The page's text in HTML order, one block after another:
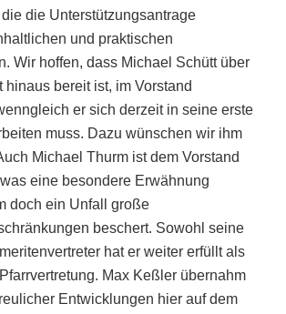
die Unterstützungsantrage
und praktischen
Wir hoffen, dass Michael Schütt über
bereit ist, im Vorstand
er sich derzeit in seine erste
muss. Dazu wünschen wir ihm
Michael Thurm ist dem Vorstand
eine besondere Erwähnung
doch ein Unfall große
beschert. Sowohl seine
hat er weiter erfüllt als
Max Keßler übernahm
Entwicklungen hier auf dem